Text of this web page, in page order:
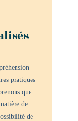
pratiques
que
de
de